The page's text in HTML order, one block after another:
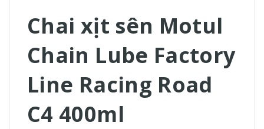
Chai xịt sên Motul
Chain Lube Factory
Line Racing Road
C4 400ml